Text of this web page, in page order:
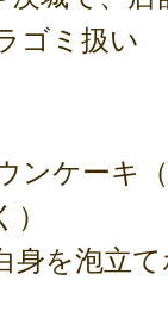
ゴミ扱い
ンケーキ
身を泡立